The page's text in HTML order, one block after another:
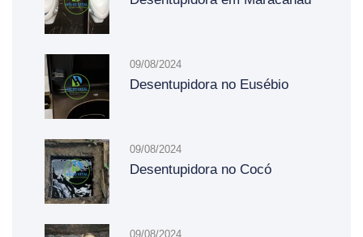
09/08/2024
Desentupidora no Eusébio
09/08/2024
Desentupidora no Cocó
09/08/2024